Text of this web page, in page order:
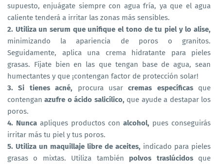
supuesto, enjuágate siempre con agua fría, ya que el agua
caliente tenderá a irritar las zonas más sensibles.
2. Utiliza un serum que unifique el tono de tu piel y lo alise,
minimizando la apariencia de poros o granitos.
Seguidamente, aplica una crema hidratante para pieles
grasas. Fíjate bien en las que tengan base de agua, sean
humectantes y que ¡contengan factor de protección solar!
3. Si tienes acné, procura usarcremas específicasque
contenganazufre o ácido salicílico, que ayude a destapar los
poros.
4. Nunca apliques productos con alcohol, pues conseguirás
irritar más tu piel y tus poros.
5. Utiliza un maquillaje libre de aceites, indicado para pieles
grasas o mixtas. Utiliza también polvos traslúcidosque